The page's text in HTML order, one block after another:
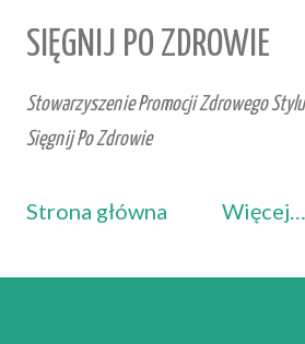
Przejdź do głównej
SIĘGNIJ PO ZDROWIE
Stowarzyszenie Promocji Zdrowego
Sięgnij Po Zdrowie
Strona główna Więcej…